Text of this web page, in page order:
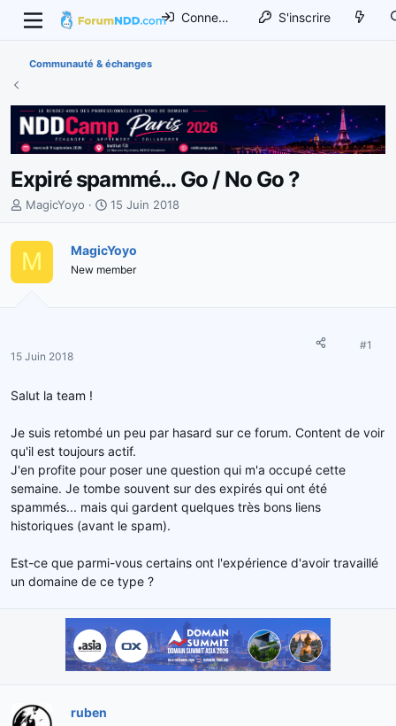
Connexion S'inscrire
Communauté & échanges
Expiré spammé... Go / No Go ?
I
i
t
i
r
e
a
d
i
s
c
u
s
MagicYoyo
D
e
d
15 Juin 2018
M MagicYoyo
New member
15 Juin 2018
#1
Salut la team !
Je suis retombé un peu par hasard sur ce forum. Content de voir
qu'il est toujours actif.
J'en profite pour poser une question qui m'a occupé cette
semaine. Je tombe souvent sur des expirés qui ont été
spammés... mais qui gardent quelques très bons liens
historiques (avant le spam).
Est-ce que parmi-vous certains ont l'expérience d'avoir travaillé
un domaine de ce type ?
ruben